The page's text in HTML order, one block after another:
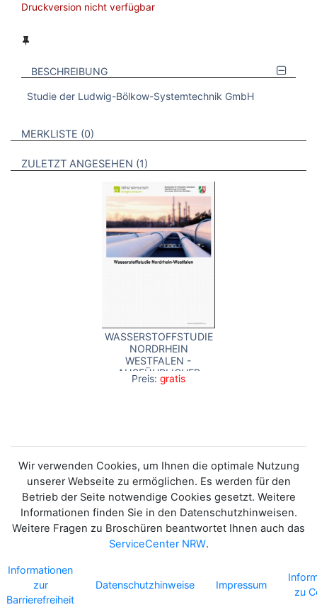
Druckversion nicht verfügbar
BESCHREIBUNG
Studie der Ludwig-Bölkow-Systemtechnik GmbH
VERWEISE AUF VERMERKTE- ODER ZULETZT ANGESEHENE
MERKLISTE 0 BROSCHÜREN
ZULETZT ANGESEHEN 1 BROSCHÜREN
WASSERSTOFFSTUDIE
NORDRHEIN
WESTFALEN -
AUSFÜHRLICHER
BERICHT
Preis: gratis
Wir verwenden Cookies, um Ihnen die optimale Nutzung
unserer Webseite zu ermöglichen. Es werden für den
Betrieb der Seite notwendige Cookies gesetzt. Weitere
Informationen finden Sie in den Datenschutzhinweisen.
Weitere Fragen zu Broschüren beantwortet Ihnen auch das
ServiceCenter NRW.
Informationen
zur
Barrierefreiheit
Datenschutzhinweise Impressum
zu